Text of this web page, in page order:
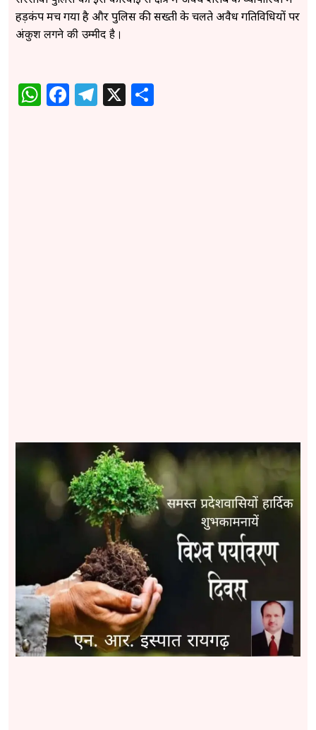
हड़कंप मच गया है और पुलिस की सख्ती के चलते अवैध गतिविधियों पर
अंकुश लगने की उम्मीद है।
WhatsApp
Facebook
Telegram
X